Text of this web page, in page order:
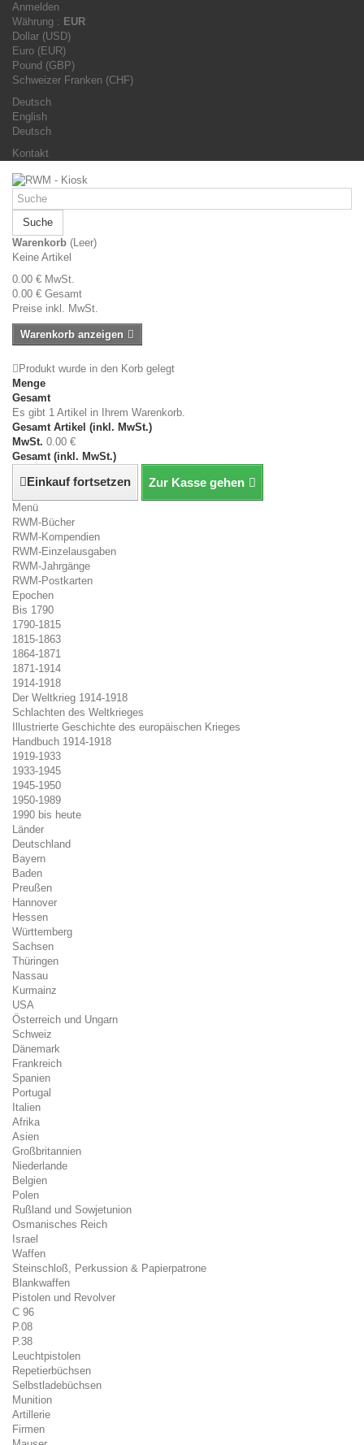
Anmelden
Währung : EUR
Dollar (USD)
Euro (EUR)
Pound (GBP)
Schweizer Franken (CHF)
Deutsch
English
Deutsch
Kontakt
Suche
Warenkorb (Leer)
Keine Artikel
0.00 € MwSt.
0.00 € Gesamt
Preise inkl. MwSt.
Warenkorb anzeigen
Produkt wurde in den Korb gelegt
Menge
Gesamt
Es gibt 1 Artikel in Ihrem Warenkorb.
Gesamt Artikel (inkl. MwSt.)
MwSt. 0.00 €
Gesamt (inkl. MwSt.)
Einkauf fortsetzen Zur Kasse gehen
Menü
RWM-Bücher
RWM-Kompendien
RWM-Einzelausgaben
RWM-Jahrgänge
RWM-Postkarten
Epochen
Bis 1790
1790-1815
1815-1863
1864-1871
1871-1914
1914-1918
Der Weltkrieg 1914-1918
Schlachten des Weltkrieges
Illustrierte Geschichte des europäischen Krieges
Handbuch 1914-1918
1919-1933
1933-1945
1945-1950
1950-1989
1990 bis heute
Länder
Deutschland
Bayern
Baden
Preußen
Hannover
Hessen
Württemberg
Sachsen
Thüringen
Nassau
Kurmainz
USA
Österreich und Ungarn
Schweiz
Dänemark
Frankreich
Spanien
Portugal
Italien
Afrika
Asien
Großbritannien
Niederlande
Belgien
Polen
Rußland und Sowjetunion
Osmanisches Reich
Israel
Waffen
Steinschloß, Perkussion & Papierpatrone
Blankwaffen
Pistolen und Revolver
C 96
P.08
P.38
Leuchtpistolen
Repetierbüchsen
Selbstladebüchsen
Munition
Artillerie
Firmen